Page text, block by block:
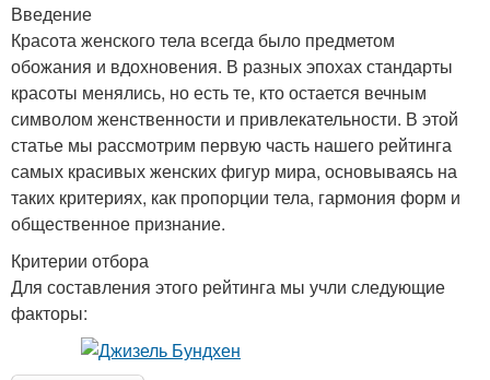
Введение
Красота женского тела всегда было предметом
обожания и вдохновения. В разных эпохах стандарты
красоты менялись, но есть те, кто остается вечным
символом женственности и привлекательности. В этой
статье мы рассмотрим первую часть нашего рейтинга
самых красивых женских фигур мира, основываясь на
таких критериях, как пропорции тела, гармония форм и
общественное признание.
Критерии отбора
Для составления этого рейтинга мы учли следующие
факторы: